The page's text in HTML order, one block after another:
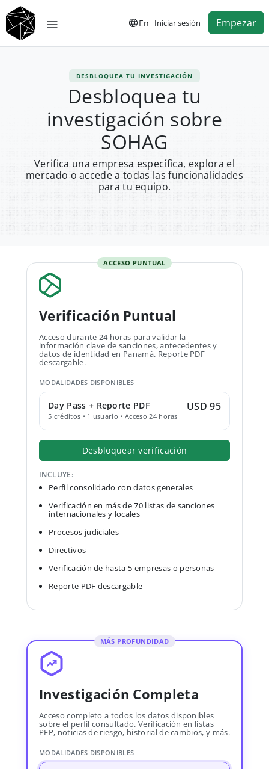
En Iniciar sesión Empezar
DESBLOQUEA TU INVESTIGACIÓN
Desbloquea tu
investigación sobre
SOHAG
Verifica una empresa específica, explora el
mercado o accede a todas las funcionalidades
para tu equipo.
ACCESO PUNTUAL
Verificación Puntual
Acceso durante 24 horas para validar la
información clave de sanciones, antecedentes y
datos de identidad en Panamá. Reporte PDF
descargable.
MODALIDADES DISPONIBLES
Day Pass + Reporte PDF
5 créditos • 1 usuario • Acceso 24 horas
USD 95
Desbloquear verificación
INCLUYE:
Perfil consolidado con datos generales
Verificación en más de 70 listas de sanciones
internacionales y locales
Procesos judiciales
Directivos
Verificación de hasta 5 empresas o personas
Reporte PDF descargable
MÁS PROFUNDIDAD
Investigación Completa
Acceso completo a todos los datos disponibles
sobre el perfil consultado. Verificación en listas
PEP, noticias de riesgo, historial de cambios, y más.
MODALIDADES DISPONIBLES